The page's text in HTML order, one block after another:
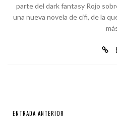
parte del dark fantasy Rojo
una nueva novela de cifi, de la
ENTRADA ANTERIOR